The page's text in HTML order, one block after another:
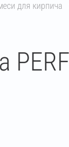
для кирпича